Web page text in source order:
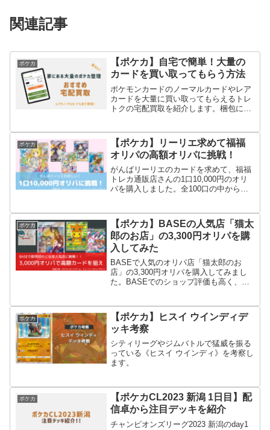
関連記事
ポケカ
【ポケカ】自宅で簡単！大量の
カードを買い取ってもらう方法
ポケモンカードのノーマルカードやレア
カードを大量に買い取ってもらえるトレ
トクの宅配買取を紹介します。梱包に必
す。
ポケカ
【ポケカ】リーリエ求めて福福
オリパの高額オリパに挑戦！
がんばリーリエのカードを求めて、福福
トレカ通販店さんの1口10,000円のオリ
パを購入しました。全100口の中からポ
ポケカ
【ポケカ】BASEの人気店「猫太
郎のお店」の3,300円オリパを購
入してみた
BASEで人気のオリパ店「猫太郎のお
店」の3,300円オリパを購入してみまし
た。BASEでのショップ評価も高く、演
ポケカ
【ポケカ】ヒスイ ウインディデ
ッキ考察
シティリーグやジムバトルで猛威を振る
っている《ヒスイ ウインディ》を考察し
ます。
ポケカ
【ポケカCL2023 新潟 1日目】配
信卓から注目デッキを紹介
チャンピオンズリーグ2023 新潟のday1